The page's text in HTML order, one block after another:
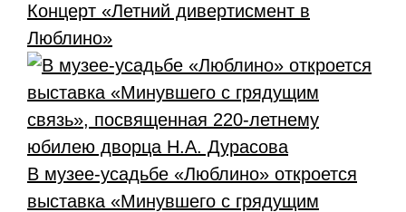
Концерт «Летний дивертисмент в
Люблино»
В музее-усадьбе «Люблино» откроется
выставка «Минувшего с грядущим